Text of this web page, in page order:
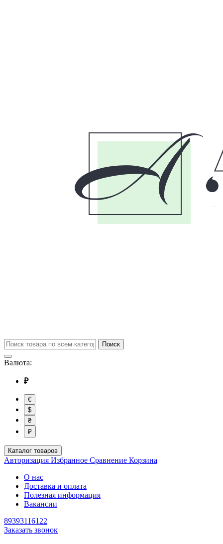
Поиск
Валюта:
₽
€
$
₴
₽
Каталог товаров
Авторизация Избранное Сравнение Корзина
О нас
Доставка и оплата
Полезная информация
Вакансии
89393116122
Заказать звонок